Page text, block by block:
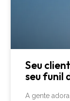
Seu
seu funil
A gente